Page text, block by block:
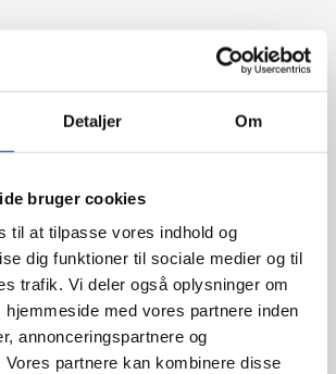
Detaljer Om
bruger cookies
til at tilpasse vores indhold og
dig funktioner til sociale medier og til
trafik. Vi deler også oplysninger om
hjemmeside med vores partnere inden
annonceringspartnere og
Vores partnere kan kombinere disse
#4
#1
påPost #2
Post #2
#4